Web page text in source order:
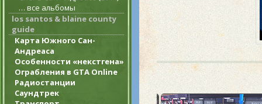
… все альбомы
los santos & blaine county
guide
Карта Южного Сан-
Андреаса
Особенности «некстгена»
Ограбления в GTA Online
Радиостанции
Саундтрек